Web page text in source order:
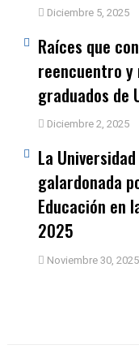
Diciembre 5, 2025
Raíces que
reencuentro
graduados de
Diciembre 2, 2025
La
galardonada
Educación en
2025
Noviembre 30, 2025